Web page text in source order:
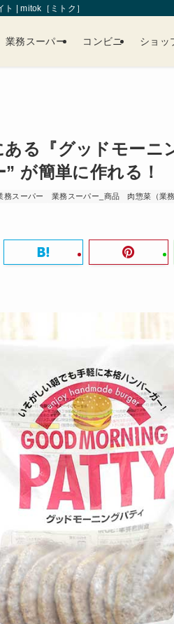
| mitok［ミトク］
業務スーパー コンビニ ショッ
る『グッドモーニ
が簡単に作れる！
務スーパー 業務スーパー_商品 肉惣菜（業